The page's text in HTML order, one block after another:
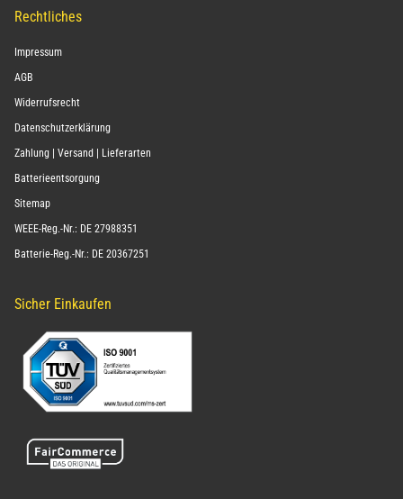
Rechtliches
Impressum
AGB
Widerrufsrecht
Datenschutzerklärung
Zahlung | Versand | Lieferarten
Batterieentsorgung
Sitemap
WEEE-Reg.-Nr.: DE 27988351
Batterie-Reg.-Nr.: DE 20367251
Sicher Einkaufen